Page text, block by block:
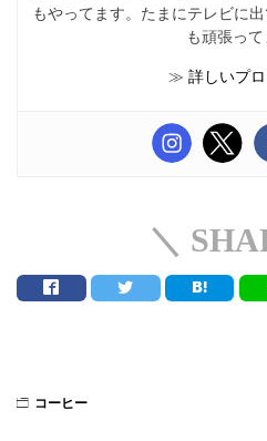
もやってます。たまにテレビに
も頑張って
≫ 詳しいプ
＼
コーヒー